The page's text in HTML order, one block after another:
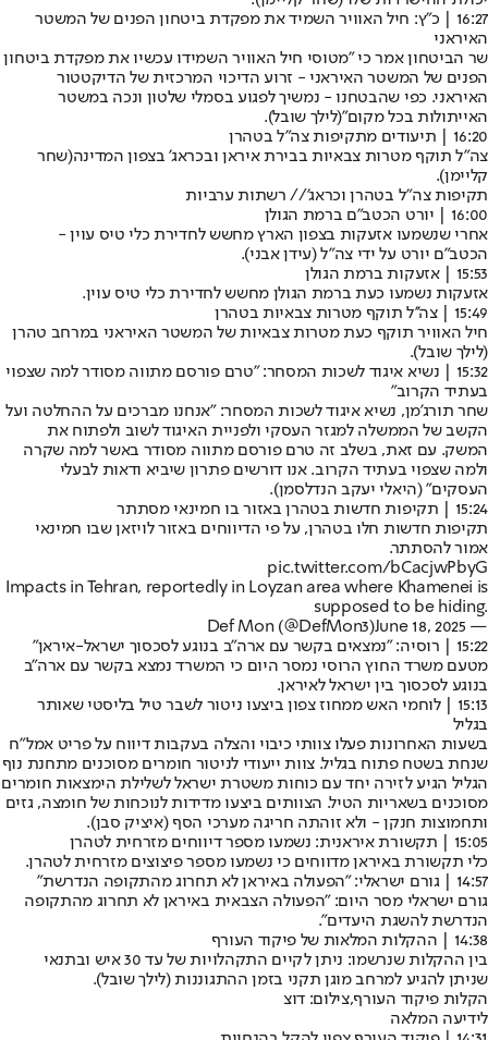
16:27 | כ"ץ: חיל האוויר השמיד את מפקדת ביטחון הפנים של המשטר
האיראני
שר הביטחון אמר כי "מטוסי חיל האוויר השמידו עכשיו את מפקדת ביטחון
הפנים של המשטר האיראני - זרוע הדיכוי המרכזית של הדיקטטור
האיראני. ‏כפי שהבטחנו - נמשיך לפגוע בסמלי שלטון ונכה במשטר
האייתולות בכל מקום"(לילך שובל).
16:20 | תיעודים מתקיפות צה"ל בטהרן
צה"ל תוקף מטרות צבאיות בבירת איראן ובכראג' בצפון המדינה(שחר
קליימן).
תקיפות צה"ל בטהרן וכראג'// רשתות ערביות
16:00 | יורט הכטב"ם ברמת הגולן
אחרי שנשמעו אזעקות בצפון הארץ מחשש לחדירת כלי טיס עוין -
הכטב"ם יורט על ידי צה"ל (עידן אבני).
15:53 | אזעקות ברמת הגולן
אזעקות נשמעו כעת ברמת הגולן מחשש לחדירת כלי טיס עוין.
15:49 | צה''ל תוקף מטרות צבאיות בטהרן
חיל האוויר תוקף כעת מטרות צבאיות של המשטר האיראני במרחב טהרן
(לילך שובל).
15:32 | נשיא איגוד לשכות המסחר: "טרם פורסם מתווה מסודר למה שצפוי
בעתיד הקרוב"
שחר תורג'מן, נשיא איגוד לשכות המסחר: ״אנחנו מברכים על ההחלטה ועל
הקשב של הממשלה למגזר העסקי ולפניית האיגוד לשוב ולפתוח את
המשק. עם זאת, בשלב זה טרם פורסם מתווה מסודר באשר למה שקרה
ולמה שצפוי בעתיד הקרוב. אנו דורשים פתרון שיביא ודאות לבעלי
העסקים" (היאלי יעקב הנדלסמן).
15:24 | תקיפות חדשות בטהרן באזור בו חמינאי מסתתר
תקיפות חדשות חלו בטהרן, על פי הדיווחים באזור לויזאן שבו חמינאי
אמור להסתתר.
pic.twitter.com/bCacjwPbyG
Impacts in Tehran, reportedly in Loyzan area where Khamenei is
supposed to be hiding.
— Def Mon (@DefMon3)
June 18, 2025
15:22 | רוסיה: "נמצאים בקשר עם ארה"ב בנוגע לסכסוך ישראל-איראן"
מטעם משרד החוץ הרוסי נמסר היום כי המשרד נמצא בקשר עם ארה"ב
בנוגע לסכסוך בין ישראל לאיראן.
15:13 | לוחמי האש ממחוז צפון ביצעו ניטור לשבר טיל בליסטי שאותר
בגליל
בשעות האחרונות פעלו צוותי כיבוי והצלה בעקבות דיווח על פריט אמל”ח
שנחת בשטח פתוח בגליל. צוות ייעודי לניטור חומרים מסוכנים מתחנת נוף
הגליל הגיע לזירה יחד עם כוחות משטרת ישראל לשלילת הימצאות חומרים
מסוכנים בשאריות הטיל. הצוותים ביצעו מדידות לנוכחות של חומצה, גזים
ותחמוצות חנקן - ולא זוהתה חריגה מערכי הסף (איציק סבן).
15:05 | תקשורת איראנית: נשמעו מספר דיווחים מזרחית לטהרן
כלי תקשורת באיראן מדווחים כי נשמעו מספר פיצוצים מזרחית לטהרן.
14:57 | גורם ישראלי: "הפעולה באיראן לא תחרוג מהתקופה הנדרשת"
גורם ישראלי מסר היום: "הפעולה הצבאית באיראן לא תחרוג מהתקופה
הנדרשת להשגת היעדים".
14:38 | ההקלות המלאות של פיקוד העורף
בין ההקלות שנרשמו: ניתן לקיים התקהלויות של עד 30 איש ובתנאי
שניתן להגיע למרחב מוגן תקני בזמן ההתגוננות (לילך שובל).
הקלות פיקוד העורף,צילום: דוצ
לידיעה המלאה